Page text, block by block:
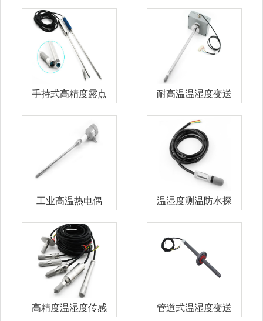
手持式高精度露点
耐高温温湿度变送
工业高温热电偶
温湿度测温防水探
高精度温湿度传感
管道式温湿度变送